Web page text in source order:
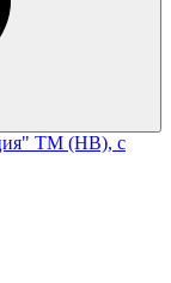
ТМ (HB), с